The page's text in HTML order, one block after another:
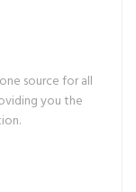
source for all
you the